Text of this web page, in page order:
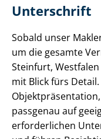
Unterschrift
Sobald unser
um die gesamte
Steinfurt,
mit Blick fürs
passgenau auf
erforderlichen